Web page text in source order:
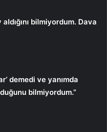
bilmiyordum. Dava
demedi ve yanımda
bilmiyordum.”